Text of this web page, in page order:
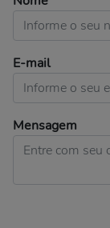
E-mail
Mensagem